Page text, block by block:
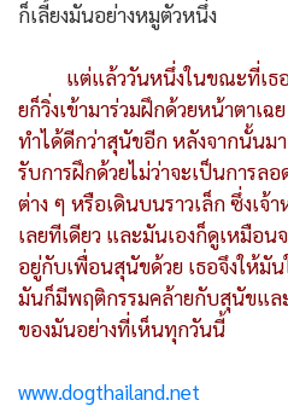
ก็เลี้ยงมันอย่างหมูตัวหนึ่ง
แต่แล้ววันหนึ่งในขณะที่เธ
ยก็วิ่งเข้ามาร่วมฝึกด้วยหน้าตาเ
ทำได้ดีกว่าสุนัขอีก หลังจากนั้นมา
รับการฝึกด้วยไม่ว่าจะเป็นการล
ต่าง ๆ หรือเดินบนราวเล็ก ซึ่งเ
เลยทีเดียว และมันเองก็ดูเหมือ
อยู่กับเพื่อนสุนัขด้วย เธอจึงให้มั
มันก็มีพฤติกรรมคล้ายกับสุนัขแล
ของมันอย่างที่เห็นทุกวันนี้
www.dogthailand.net